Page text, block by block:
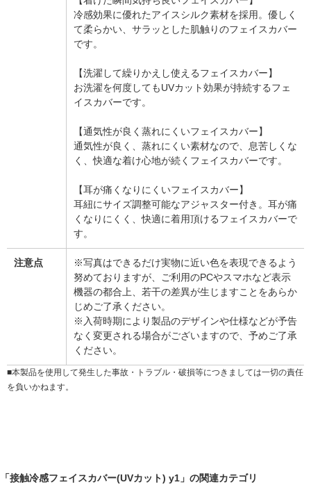
冷感効果に優れたアイスシルク素材を採用。優しく
て柔らかい、サラッとした肌触りのフェイスカバー
です。
【洗濯して繰りかえし使えるフェイスカバー】
お洗濯を何度してもUVカット効果が持続するフェ
イスカバーです。
【通気性が良く蒸れにくいフェイスカバー】
通気性が良く、蒸れにくい素材なので、息苦しくな
く、快適な着け心地が続くフェイスカバーです。
【耳が痛くなりにくいフェイスカバー】
耳紐にサイズ調整可能なアジャスター付き。耳が痛
くなりにくく、快適に着用頂けるフェイスカバーで
す。
注意点
※写真はできるだけ実物に近い色を表現できるよう
努めておりますが、ご利用のPCやスマホなど表示
機器の都合上、若干の差異が生じますことをあらか
じめご了承ください。
※入荷時期により製品のデザインや仕様などが予告
なく変更される場合がございますので、予めご了承
ください。
■本製品を使用して発生した事故・トラブル・破損等につきましては一切の責任
を負いかねます。
「接触冷感フェイスカバー(UVカット) y1」の関連カテゴリ